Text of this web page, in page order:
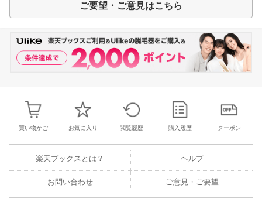
ご要望・ご意見はこちら
買い物かご お気に入り 閲覧履歴 購入履歴 クーポン
楽天ブックスとは？ ヘルプ
お問い合わせ ご意見・ご要望